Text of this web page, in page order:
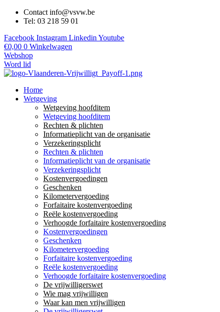
Contact info@vsvw.be
Tel: 03 218 59 01
Facebook Instagram Linkedin Youtube
€0,00 0 Winkelwagen
Webshop
Word lid
Home
Wetgeving
Wetgeving hoofditem
Wetgeving hoofditem
Rechten & plichten
Informatieplicht van de organisatie
Verzekeringsplicht
Rechten & plichten
Informatieplicht van de organisatie
Verzekeringsplicht
Kostenvergoedingen
Geschenken
Kilometervergoeding
Forfaitaire kostenvergoeding
Reële kostenvergoeding
Verhoogde forfaitaire kostenvergoeding
Kostenvergoedingen
Geschenken
Kilometervergoeding
Forfaitaire kostenvergoeding
Reële kostenvergoeding
Verhoogde forfaitaire kostenvergoeding
De vrijwilligerswet
Wie mag vrijwilligen
Waar kan men vrijwilligen